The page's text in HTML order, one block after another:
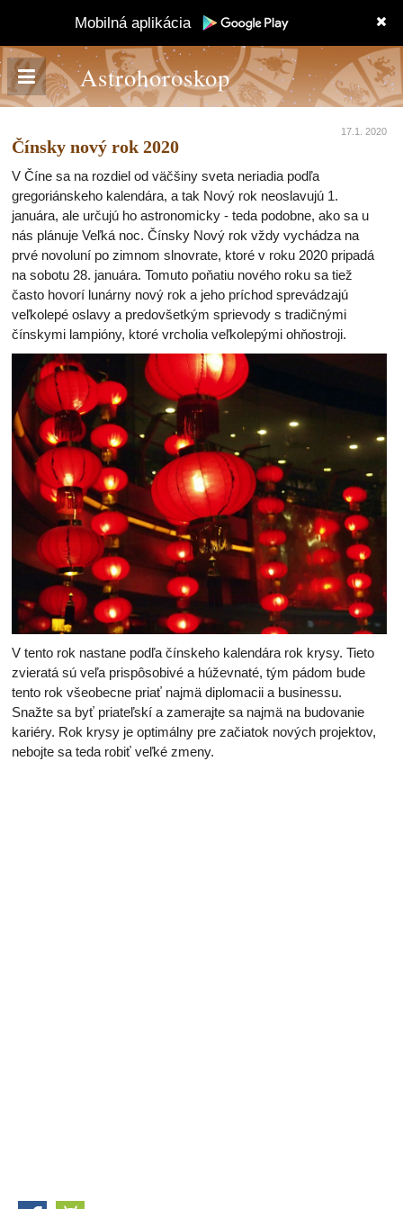
Mobilná aplikácia
Astrohoroskop
17.1. 2020
Čínsky nový rok 2020
V Číne sa na rozdiel od väčšiny sveta neriadia podľa
gregoriánskeho kalendára, a tak Nový rok neoslavujú 1.
januára, ale určujú ho astronomicky - teda podobne, ako sa u
nás plánuje Veľká noc. Čínsky Nový rok vždy vychádza na
prvé novoluní po zimnom slnovrate, ktoré v roku 2020 pripadá
na sobotu 28. januára. Tomuto poňatiu nového roku sa tiež
často hovorí lunárny nový rok a jeho príchod sprevádzajú
veľkolepé oslavy a predovšetkým sprievody s tradičnými
čínskymi lampióny, ktoré vrcholia veľkolepými ohňostroji.
V tento rok nastane podľa čínskeho kalendára rok krysy. Tieto
zvieratá sú veľa prispôsobivé a húževnaté, tým pádom bude
tento rok všeobecne priať najmä diplomacii a businessu.
Snažte sa byť priateľskí a zamerajte sa najmä na budovanie
kariéry. Rok krysy je optimálny pre začiatok nových projektov,
nebojte sa teda robiť veľké zmeny.